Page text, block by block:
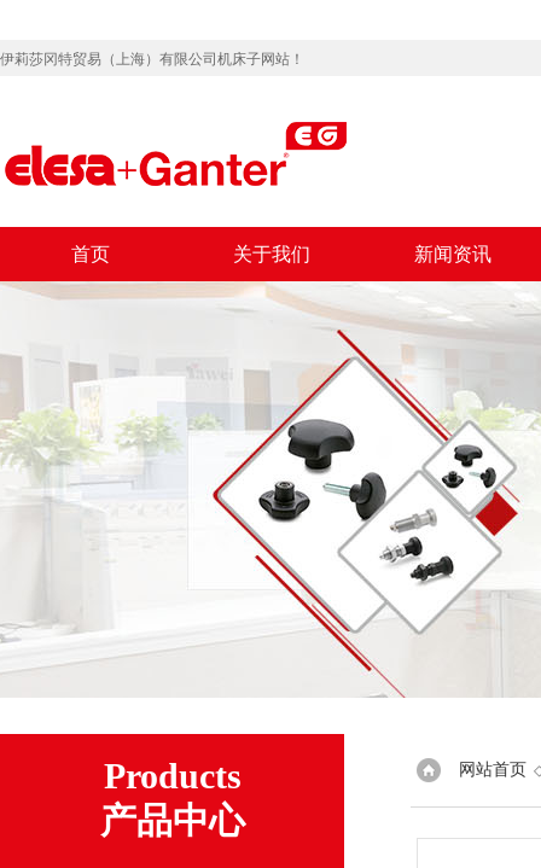
伊莉莎冈特贸易（上海）有限公司机床子网站！
首页 关于我们 新闻资讯
Products
产品中心
网站首页